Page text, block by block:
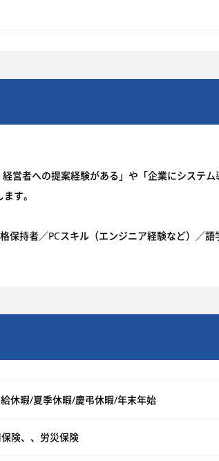
営者への提案経験がある」や「企業にシステ
す。
保持者／PCスキル（エンジニア経験など）／
休暇/夏季休暇/慶弔休暇/年末年始
険、、労災保険